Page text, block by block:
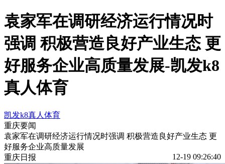
袁家军在调研经济运行情况时
强调 积极营造良好产业生态 更
好服务企业高质量发展-凯发k8
真人体育
凯发k8真人体育
重庆要闻
袁家军在调研经济运行情况时强调 积极营造良好产业生态 更
好服务企业高质量发展
重庆日报
12-19 09:26:40